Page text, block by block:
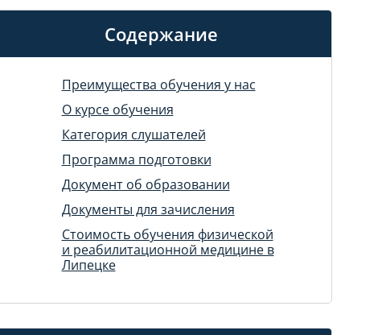
Содержание
Преимущества обучения у нас
О курсе обучения
Категория слушателей
Программа подготовки
Документ об образовании
Документы для зачисления
Стоимость обучения физической
и реабилитационной медицине в
Липецке